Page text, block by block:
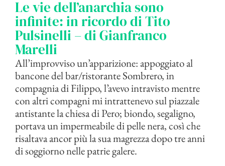
Le vie dell’anarchia sono
infinite: in ricordo di Tito
Pulsinelli – di Gianfranco
Marelli
All’improvviso un’apparizione: appoggiato al
bancone del bar/ristorante Sombrero, in
compagnia di Filippo, l’avevo intravisto mentre
con altri compagni mi intrattenevo sul piazzale
antistante la chiesa di Pero; biondo, segaligno,
portava un impermeabile di pelle nera, così che
risaltava ancor più la sua magrezza dopo tre anni
di soggiorno nelle patrie galere.